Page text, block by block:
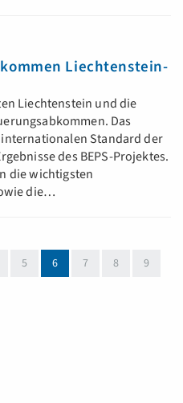
Liechtenstein-
Liechtenstein und die
Das
Standard der
des BEPS-Projektes.
die wichtigsten
die…
5 6(aktuell)
7 8
9